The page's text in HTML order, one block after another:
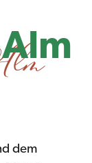
dem